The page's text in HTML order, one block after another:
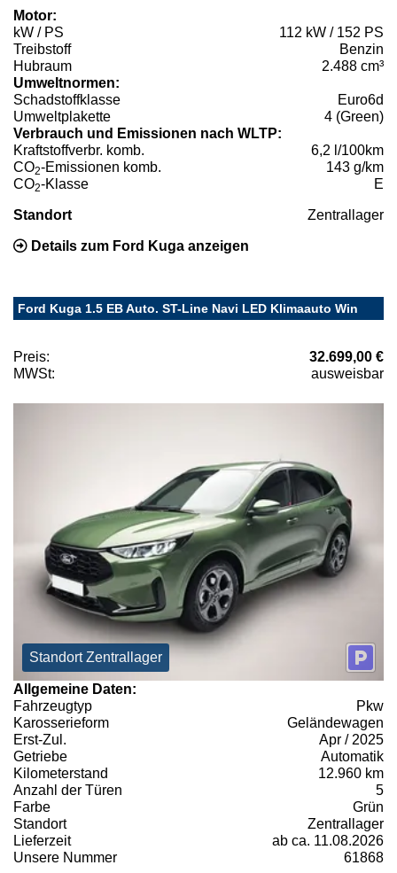
Motor:
kW / PS
112 kW / 152 PS
Treibstoff
Benzin
Hubraum
2.488 cm³
Umweltnormen:
Schadstoffklasse
Euro6d
Umweltplakette
4 (Green)
Verbrauch und Emissionen nach WLTP:
Kraftstoffverbr. komb.
6,2 l/100km
CO2-Emissionen komb.
143 g/km
CO2-Klasse E
Standort Zentrallager
Details zum Ford Kuga anzeigen
Ford Kuga 1.5 EB Auto. ST-Line Navi LED Klimaauto Win
Preis:
32.699,00 €
MWSt:
ausweisbar
Standort Zentrallager
Allgemeine Daten:
Fahrzeugtyp
Pkw
Karosserieform
Geländewagen
Erst-Zul.
Apr / 2025
Getriebe
Automatik
Kilometerstand
12.960 km
Anzahl der Türen
5
Farbe
Grün
Standort
Zentrallager
Lieferzeit
ab ca. 11.08.2026
Unsere Nummer
61868